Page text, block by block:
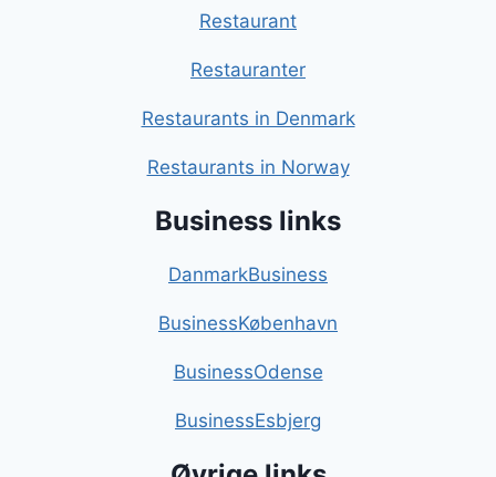
Restaurant
Restauranter
Restaurants in Denmark
Restaurants in Norway
Business links
DanmarkBusiness
BusinessKøbenhavn
BusinessOdense
BusinessEsbjerg